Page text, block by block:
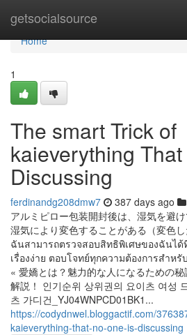
getsocialsource
Home
Home
1
The smart Trick of
kaieverything
Discussing
ferdinandg208dmw7 387 days ago
アルミピロー包装開封後は、湿気を避
湿気により変色することがある（変色し
ฉันสามารถตรวจสอบสิทธิพิเศษของฉันได้
เรื่องง่าย ตอบโจทย์ทุกความต้องการสำหรั
« 愛嬌とは？魅力的な人になるための
解説！ 인기순위 상위권의 요이츠 여성
츠 가디건_YJ04WNPCD01BK1...
https://codydnwel.bloggactif.com/
kaieverything-that-no-one-is-discussing